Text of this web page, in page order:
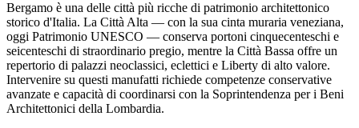
Bergamo è una delle città più ricche di patrimonio architettonico
storico d'Italia. La Città Alta — con la sua cinta muraria veneziana,
oggi Patrimonio UNESCO — conserva portoni cinquecenteschi e
seicenteschi di straordinario pregio, mentre la Città Bassa offre un
repertorio di palazzi neoclassici, eclettici e Liberty di alto valore.
Intervenire su questi manufatti richiede competenze conservative
avanzate e capacità di coordinarsi con la Soprintendenza per i Beni
Architettonici della Lombardia.